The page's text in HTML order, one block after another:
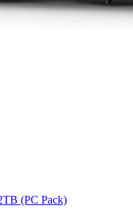
(PC Pack)